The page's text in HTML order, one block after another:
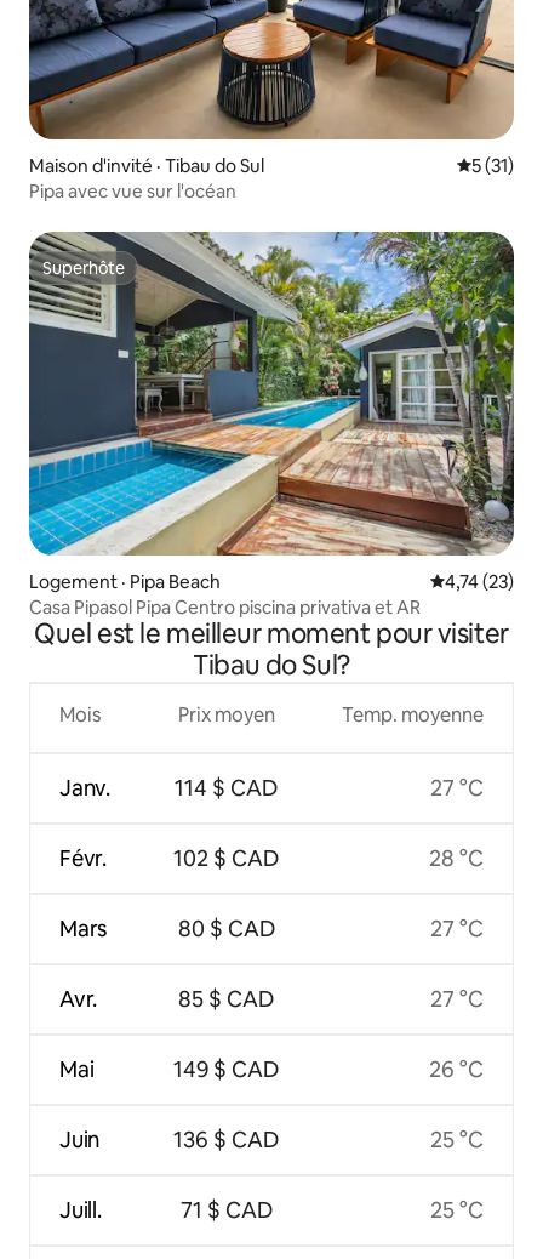
Maison d'invité · Tibau do Sul Note
5 (31)
Pipa avec vue sur l'océan
Superhôte
Superhôte
Logement · Pipa Beach Note
4,74 (23)
Casa Pipasol Pipa Centro piscina privativa et AR
Quel est le meilleur moment pour visiter
Tibau do Sul?
Mois
Janv.
Févr.
Mars
Avr.
Mai
Juin
Juill.
Prix moyen
114 $ CAD
102 $ CAD
80 $ CAD
85 $ CAD
149 $ CAD
136 $ CAD
71 $ CAD
Temp. moyenne
27 °C
28 °C
27 °C
27 °C
26 °C
25 °C
25 °C